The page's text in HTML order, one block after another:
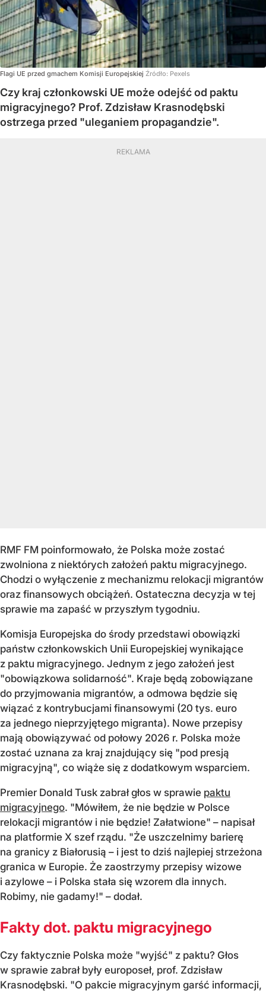
Flagi UE przed gmachem Komisji Europejskiej Źródło: Pexels
Czy kraj członkowski UE może odejść od paktu
migracyjnego? Prof. Zdzisław Krasnodębski
ostrzega przed "uleganiem propagandzie".
RMF FM poinformowało, że Polska może zostać
zwolniona z niektórych założeń paktu migracyjnego.
Chodzi o wyłączenie z mechanizmu relokacji migrantów
oraz finansowych obciążeń. Ostateczna decyzja w tej
sprawie ma zapaść w przyszłym tygodniu.
Komisja Europejska do środy przedstawi obowiązki
państw członkowskich Unii Europejskiej wynikające
z paktu migracyjnego. Jednym z jego założeń jest
"obowiązkowa solidarność". Kraje będą zobowiązane
do przyjmowania migrantów, a odmowa będzie się
wiązać z kontrybucjami finansowymi (20 tys. euro
za jednego nieprzyjętego migranta). Nowe przepisy
mają obowiązywać od połowy 2026 r. Polska może
zostać uznana za kraj znajdujący się "pod presją
migracyjną", co wiąże się z dodatkowym wsparciem.
Premier Donald Tusk zabrał głos w sprawie paktu
migracyjnego. "Mówiłem, że nie będzie w Polsce
relokacji migrantów i nie będzie! Załatwione" – napisał
na platformie X szef rządu. "Że uszczelnimy barierę
na granicy z Białorusią – i jest to dziś najlepiej strzeżona
granica w Europie. Że zaostrzymy przepisy wizowe
i azylowe – i Polska stała się wzorem dla innych.
Robimy, nie gadamy!" – dodał.
Fakty dot. paktu migracyjnego
Czy faktycznie Polska może "wyjść" z paktu? Głos
w sprawie zabrał były europoseł, prof. Zdzisław
Krasnodębski. "O pakcie migracyjnym garść informacji,